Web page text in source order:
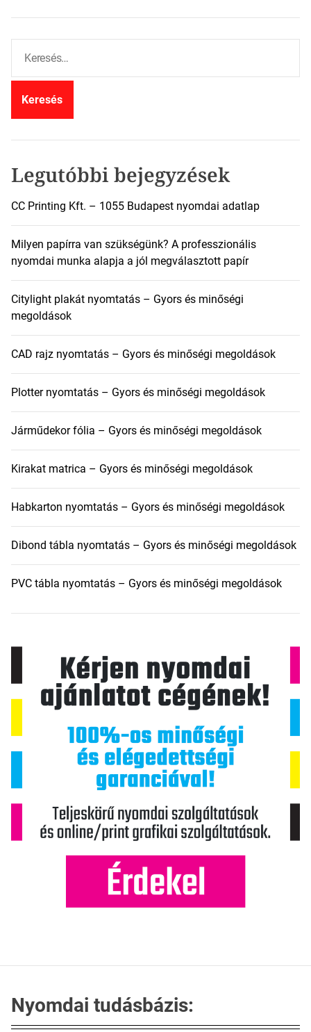
r
Legutóbbi bejegyzések
CC Printing Kft. – 1055 Budapest nyomdai adatlap
Milyen papírra van szükségünk? A professzionális
nyomdai munka alapja a jól megválasztott papír
Citylight plakát nyomtatás – Gyors és minőségi
megoldások
CAD rajz nyomtatás – Gyors és minőségi megoldások
Plotter nyomtatás – Gyors és minőségi megoldások
Járműdekor fólia – Gyors és minőségi megoldások
Kirakat matrica – Gyors és minőségi megoldások
Habkarton nyomtatás – Gyors és minőségi megoldások
Dibond tábla nyomtatás – Gyors és minőségi megoldások
PVC tábla nyomtatás – Gyors és minőségi megoldások
Nyomdai tudásbázis: